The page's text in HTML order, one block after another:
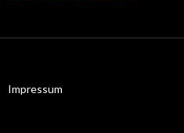
Impressum